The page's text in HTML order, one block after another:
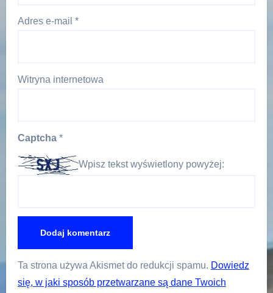
Adres e-mail *
Witryna internetowa
Captcha *
Wpisz tekst wyświetlony powyżej:
Ta strona używa Akismet do redukcji spamu. Dowiedz
się, w jaki sposób przetwarzane są dane Twoich